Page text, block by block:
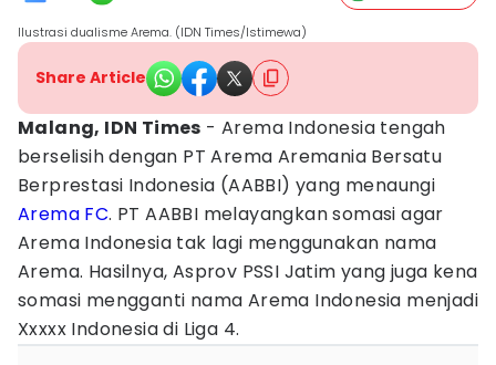
Ilustrasi dualisme Arema. (IDN Times/Istimewa)
Share Article
Malang, IDN Times - Arema Indonesia tengah
berselisih dengan PT Arema Aremania Bersatu
Berprestasi Indonesia (AABBI) yang menaungi
Arema FC. PT AABBI melayangkan somasi agar
Arema Indonesia tak lagi menggunakan nama
Arema. Hasilnya, Asprov PSSI Jatim yang juga kena
somasi mengganti nama Arema Indonesia menjadi
Xxxxx Indonesia di Liga 4.